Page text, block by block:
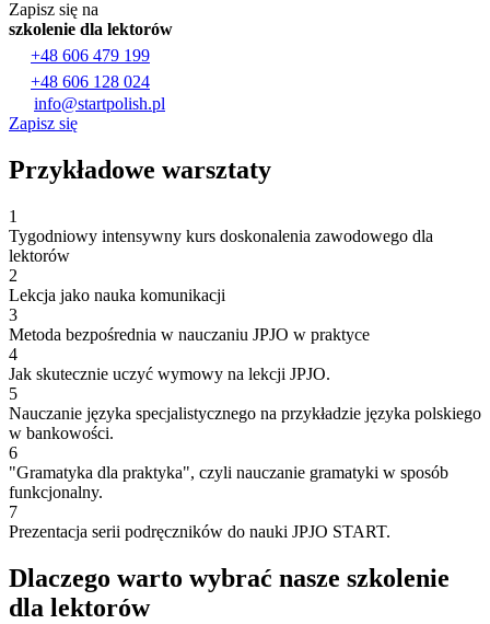
Zapisz się na
szkolenie dla lektorów
+48 606 479 199
+48 606 128 024
info@startpolish.pl
Zapisz się
Przykładowe warsztaty
1
Tygodniowy intensywny kurs doskonalenia zawodowego dla
lektorów
2
Lekcja jako nauka komunikacji
3
Metoda bezpośrednia w nauczaniu JPJO w praktyce
4
Jak skutecznie uczyć wymowy na lekcji JPJO.
5
Nauczanie języka specjalistycznego na przykładzie języka polskiego
w bankowości.
6
"Gramatyka dla praktyka", czyli nauczanie gramatyki w sposób
funkcjonalny.
7
Prezentacja serii podręczników do nauki JPJO START.
Dlaczego warto wybrać nasze szkolenie
dla lektorów